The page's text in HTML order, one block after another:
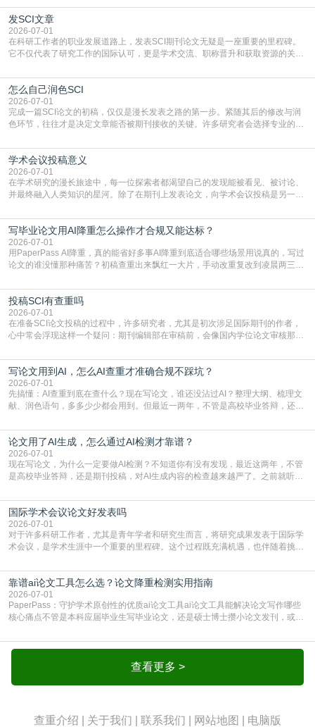
能领到补贴首选‌京东APP‌搜索专属口令(如【家电补贴1637】、【国补立省
4949】等，口令会随活动更新，以页面显示为准)进入补贴专场。淘宝/天猫也可
复制粘贴【8$FKFGgJq
发SCI文章
2026-07-01
在科研工作者的职业发展道路上，发表SCI期刊论文无疑是一座重要的里程碑。
它不仅代表了研究工作的国际认可，更是学术交流、职称晋升和获取资源的关键
战与困惑。从选题立意到投稿回应，每一步都需要精心的策略与扎实的工作。本
篇AEIC学术交流中心小编就为大家介绍“发SCI文章”。一、精准定位是成功的第
一步发表SCI文章，首要解决的问题是“投
怎么自己润色SCI
2026-07-01
完成一篇SCI论文的初稿，仅仅是漫长发表之路的第一步。紧随其后的修改与润
色环节，往往才是决定文章能否被期刊接收的关键。许多研究者会选择专业的语
质量，更能在此过程中深化对学术写作的理解。如何系统、高效地打磨自己的论
文，使其在语言和学术表达上更符合国际期刊的要求，是每位研究者值得投入学
习的技能。本篇AEIC学术交流中心小编就为大家介
学术会议投稿意义
2026-07-01
在学术研究的漫长旅途中，每一位探索者都渴望自己的发现能被看见、被讨论、
并最终融入人类知识的星河。除了在期刊上发表论文，向学术会议投稿是另一个
广阔学术天地的大门，连接着个体研究与社会网络。本篇AEIC学术交流中心小编
就为大家介绍“学术会议投稿意义”。一、加速研究成果的传播与反馈学术会议通
常具有周期短、时效性强的特点。相比期刊漫长的
写毕业论文用AI降重怎么操作才合规又能达标？
2026-07-01
用PaperPass AI降重，真的能省好多事AI降重到底适合哪些场景用说真的，写过
论文的谁没懂那种痛苦？初稿查重出来飘红一大片，手动改重复改到凌晨两三
到秃头。这时候靠谱的AI降重真的就是救命稻草，选对工具，半天就能搞定你两
三天都做不完的事。不是所有人都需要用AI降重，但如果你符合下面这些场景，
真的可以试试：初稿写完重复率远超要
投稿SCI有查重吗
2026-07-01
在准备SCI论文投稿的过程中，许多研究者，尤其是初次涉足国际期刊的作者，
心中常会浮现这样一个疑问：期刊编辑部在审稿前，会像国内学位论文审核那
论文的初审通过率。实际上，SCI期刊对重复内容的审查是严谨投稿流程中不可
或缺的一环。本篇AEIC学术交流中心小编就为大家介绍“投稿SCI有查重吗”。
一、查重是标准流程答案是明确的：绝大多数S
写论文用到AI，怎么AI查重才准确合规不踩坑？
2026-07-01
先搞懂：AI查重到底在查什么？现在写论文，谁还没沾过AI？整理大纲、梳理文
献、润色语句，多多少少都会用到。但最近一两年，不管是高校毕业答辩，还是
须加做AI查重。很多人分不清，AI查重和普通查重到底有啥区别？这里说透：普
通查重查的是你的文字和已公开文献的重复比例，防的是抄袭；AI查重查的是你
的内容里，有多少是AI生成的，防的是过
论文用了AI生成，怎么通过AI检测才靠谱？
2026-07-01
现在写论文，为什么一定要做AI检测？不知道你有没有发现，最近这两年，不管
是高校毕业答辩，还是期刊投稿，对AI生成内容的检查越来越严了。之前就听身
要求修改，还差点被判定学术不规范，真的太冤了。现在国内多数高校和核心期
刊，都已经明确出台了相关规定：如果使用AI生成内容辅助写作，必须明确标
注，未标注的AI生成内容会被认定为不符合学
国际学术会议论文好发表吗
2026-07-01
对于许多科研工作者，尤其是青年学者和研究生而言，将研究成果发表于国际学
术会议，是学术生涯中一个重要的里程碑。这个过程既充满机遇，也伴随着挑
疑问：国际学术会议论文到底好不好发表？其价值和难度究竟如何衡量。本篇
AEIC学术交流中心小编就为大家介绍“国际学术会议论文好发表吗”。一、会议论
文发表的相对优势与期刊论文相比，国际会议论文的发
靠谱ai论文工具怎么选？论文降重检测实用指南
2026-07-01
PaperPass：守护学术原创性的优质ai论文工具ai论文工具能解决论文写作哪些
核心痛点不管是本科应届毕业生写毕业论文，还是硕士博士攒小论文发刊，或是
自己逐句读逐句改，熬好几个大夜不说，还经常改不到点上，交上去才发现重复
率超标，再返工太折腾。现在有了成熟的ai论文工具，这些痛点基本都能高效解
决。靠谱的ai论文工具，不止能帮你梳查看更多 >
查重介绍 关于我们 联系我们 网站地图 电脑版